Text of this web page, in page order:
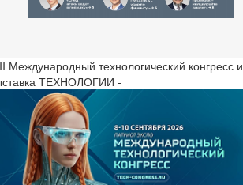
Международный технологический конгресс и
ТЕХНОЛОГИИ -